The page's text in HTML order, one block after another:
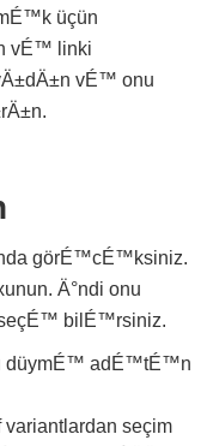
üçün
vÉ™ linki
vÉ™ onu
görÉ™cÉ™ksiniz.
Ä°ndi onu
bilÉ™rsiniz.
düymÉ™ adÉ™tÉ™n
seçim